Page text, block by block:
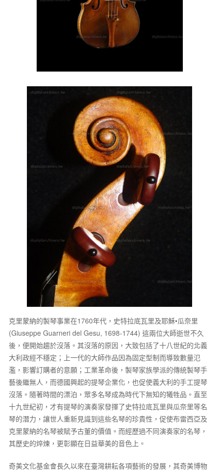
克里蒙納的製琴事業在1760年代，史特拉底瓦里及耶穌•瓜奈里
(Giuseppe Guarneri del Gesu, 1698-1744) 這兩位大師逝世不久
後，便開始趨於沒落。其沒落的原因，大致包括了十八世紀的北義
大利政經不穩定；上一代的大師作品因為固定型制而導致數量氾
濫，影響訂購者的意願；工業革命後，製琴家族學派的傳統製琴手
藝後繼無人，而德國興起的提琴企業化，也促使義大利的手工提琴
沒落。隨著時間的漂泊，眾多名琴成為時代下無知的犧牲品。直至
十九世紀初，才有提琴的演奏家發揮了史特拉底瓦里與瓜奈里等名
琴的潛力，讓世人重新見識到這些名琴的珍貴性，促使布雷西亞及
克里蒙納的名琴被賦予古董的價值。而經歷過不同演奏家的名琴，
其歷史的焠煉，更彰顯在日益華美的音色上。
奇美文化基金會長久以來在臺灣耕耘各項藝術的發展，其奇美博物